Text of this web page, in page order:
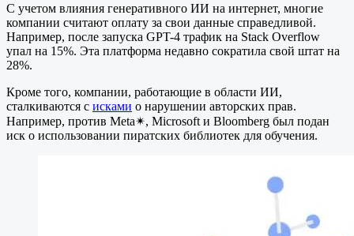
С учетом влияния генеративного ИИ на интернет, многие
компании считают оплату за свои данные справедливой.
Например, после запуска GPT-4 трафик на Stack Overflow
упал на 15%. Эта платформа недавно сократила свой штат на
28%.
Кроме того, компании, работающие в области ИИ,
сталкиваются с исками о нарушении авторских прав.
Например, против Meta✴, Microsoft и Bloomberg был подан
иск о использовании пиратских библиотек для обучения.